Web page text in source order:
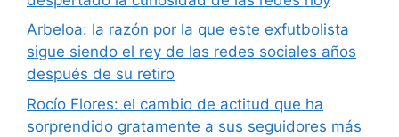
Arbeloa: la razón por la que este exfutbolista
sigue siendo el rey de las redes sociales años
después de su retiro
Rocío Flores: el cambio de actitud que ha
sorprendido gratamente a sus seguidores más